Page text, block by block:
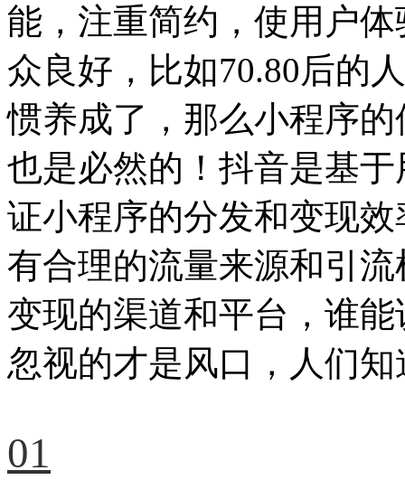
能，注重简约，使用户
众良好，比如70.80后的
惯养成了，那么小程序
也是必然的！抖音是基
证小程序的分发和变现
有合理的流量来源和引
变现的渠道和平台，谁
忽视的才是风口，人们
01